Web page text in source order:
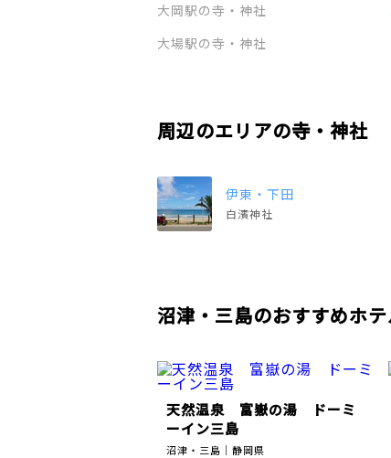
大岡駅の寺・神社
大場駅の寺・神社
周辺のエリアの寺・神社
伊東・下田
白濱神社
沼津・三島のおすすめホ
天然温泉 富嶽の湯 ドーミ
ーイン三島
沼津・三島｜静岡県